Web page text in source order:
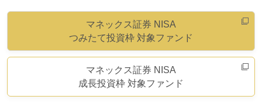
マネックス証券 NISA
つみたて投資枠 対象ファンド
マネックス証券 NISA
成長投資枠 対象ファンド